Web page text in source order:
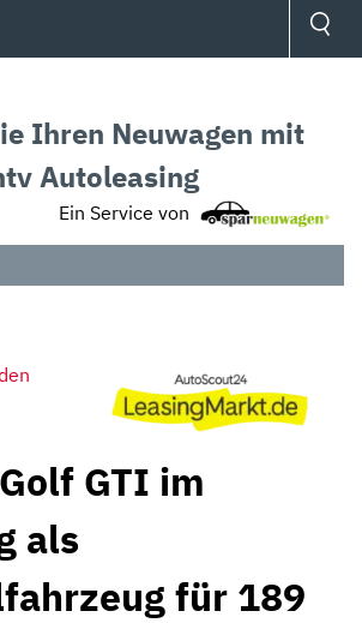
Ihren Neuwagen mit
Autoleasing
Ein Service von
GTI im
als
für 189